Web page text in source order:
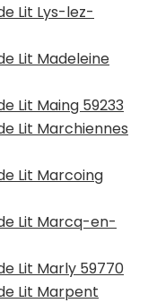
Lit Lys-lez-
Lit Madeleine
Lit Maing 59233
Lit Marchiennes
Lit Marcoing
Lit Marcq-en-
Lit Marly 59770
Lit Marpent